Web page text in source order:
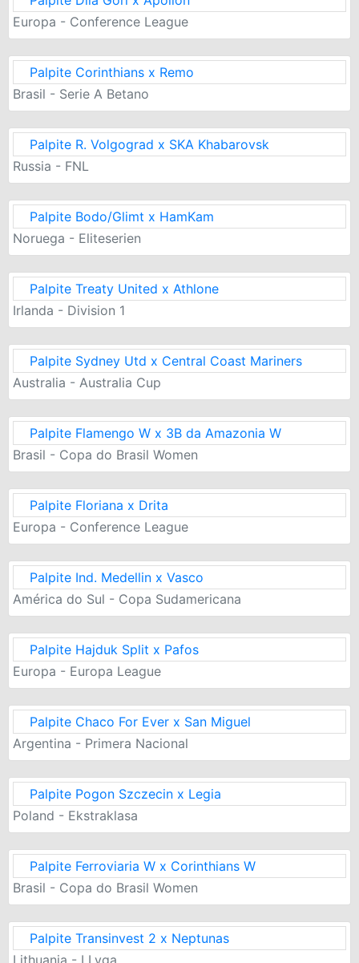
Europa - Conference League
Palpite Corinthians x Remo
Brasil - Serie A Betano
Palpite R. Volgograd x SKA Khabarovsk
Russia - FNL
Palpite Bodo/Glimt x HamKam
Noruega - Eliteserien
Palpite Treaty United x Athlone
Irlanda - Division 1
Palpite Sydney Utd x Central Coast Mariners
Australia - Australia Cup
Palpite Flamengo W x 3B da Amazonia W
Brasil - Copa do Brasil Women
Palpite Floriana x Drita
Europa - Conference League
Palpite Ind. Medellin x Vasco
América do Sul - Copa Sudamericana
Palpite Hajduk Split x Pafos
Europa - Europa League
Palpite Chaco For Ever x San Miguel
Argentina - Primera Nacional
Palpite Pogon Szczecin x Legia
Poland - Ekstraklasa
Palpite Ferroviaria W x Corinthians W
Brasil - Copa do Brasil Women
Palpite Transinvest 2 x Neptunas
Lithuania - I Lyga